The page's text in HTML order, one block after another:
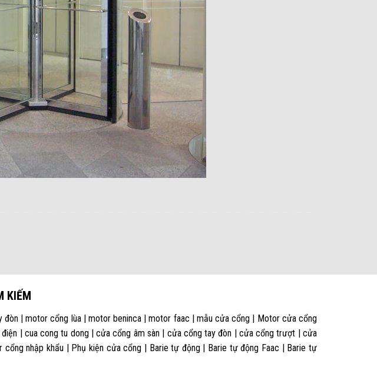
KIẾM
| motor cổng lùa | motor beninca | motor faac | mẫu cửa cổng | Motor cửa cổng
| cua cong tu dong | cửa cổng âm sàn | cửa cổng tay đòn | cửa cổng trượt | cửa
nhập khẩu | Phụ kiện cửa cổng | Barie tự động | Barie tự động Faac | Barie tự